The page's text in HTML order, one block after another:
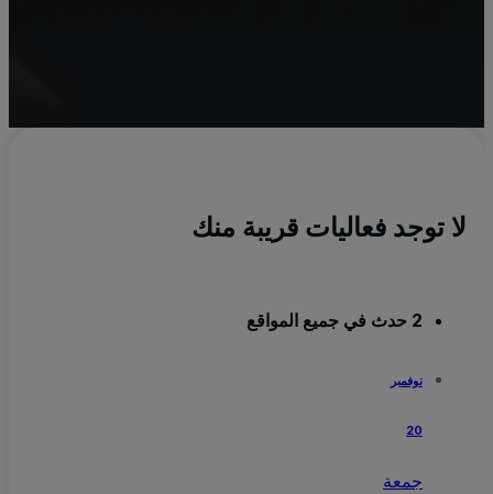
لا توجد فعاليات قريبة منك
نوفمبر
20
جمعة